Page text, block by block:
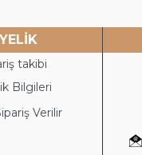
takibi
Bilgileri
Verilir